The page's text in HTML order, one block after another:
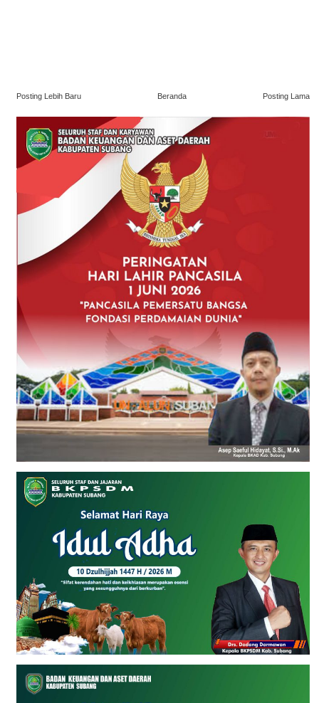
Posting Lebih Baru Posting Lama
Beranda